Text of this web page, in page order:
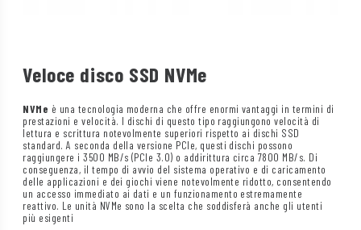
Veloce disco SSD NVMe
NVMe è una tecnologia moderna che offre enormi vantaggi in termini di
prestazioni e velocità. I dischi di questo tipo raggiungono velocità di
lettura e scrittura notevolmente superiori rispetto ai dischi SSD
standard. A seconda della versione PCIe, questi dischi possono
raggiungere i 3500 MB/s (PCIe 3.0) o addirittura circa 7800 MB/s. Di
conseguenza, il tempo di avvio del sistema operativo e di caricamento
delle applicazioni e dei giochi viene notevolmente ridotto, consentendo
un accesso immediato ai dati e un funzionamento estremamente
reattivo. Le unità NVMe sono la scelta che soddisferà anche gli utenti
più esigenti